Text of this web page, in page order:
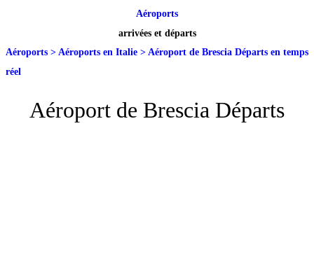
Aéroports
arrivées et départs
Aéroports > Aéroports en Italie > Aéroport de Brescia Départs en temps
réel
Aéroport de Brescia Départs